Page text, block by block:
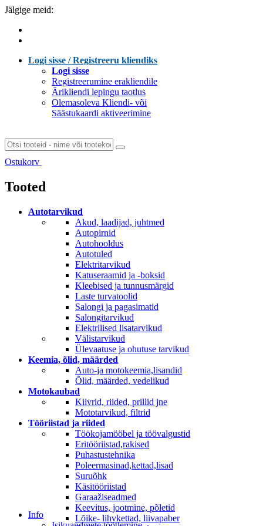
Jälgige meid:
Logi sisse / Registreeru kliendiks
Logi sisse
Registreerumine erakliendile
Ärikliendi lepingu taotlus
Olemasoleva Kliendi- või
Säästukaardi aktiveerimine
Ostukorv
Tooted
Autotarvikud
Akud, laadijad, juhtmed
Autopirnid
Autohooldus
Autotuled
Elektritarvikud
Katuseraamid ja -boksid
Kleebised ja tunnusmärgid
Laste turvatoolid
Salongi ja pagasimatid
Salongitarvikud
Elektrilised lisatarvikud
Välistarvikud
Ülevaatuse ja ohutuse tarvikud
Keemia, õlid, määrded
Auto-ja motokeemia,lisandid
Õlid, määrded, vedelikud
Motokaubad
Kiivrid, riided, prillid jne
Mototarvikud, filtrid
Tööriistad ja riided
Töökojamööbel ja töövalgustid
Eritööriistad,rakised
Puhastustehnika
Poleermasinad,kettad,lisad
Suruõhk
Käsitööriistad
Garaažiseadmed
Keevitus, jootmine, põletid
Lõike- lihvkettad, liivapaber
Info